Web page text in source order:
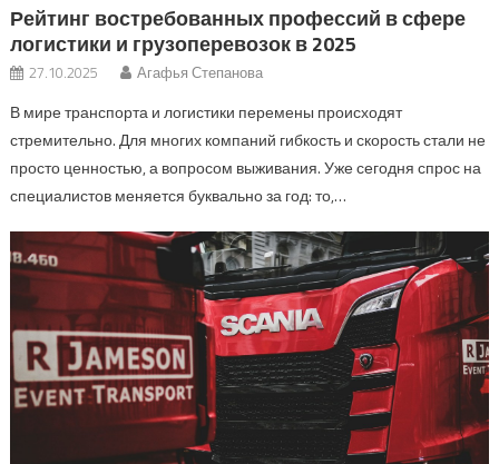
Рейтинг востребованных профессий в сфере
логистики и грузоперевозок в 2025
27.10.2025 Агафья Степанова
В мире транспорта и логистики перемены происходят
стремительно. Для многих компаний гибкость и скорость стали не
просто ценностью, а вопросом выживания. Уже сегодня спрос на
специалистов меняется буквально за год: то,…